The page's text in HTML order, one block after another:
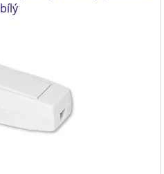
bílý